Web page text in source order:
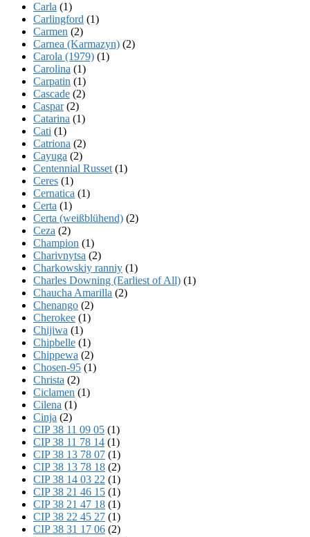
Carla (1)
Carlingford (1)
Carmen (2)
Carnea (Karmazyn) (2)
Carola (1979) (1)
Carolina (1)
Carpatin (1)
Cascade (2)
Caspar(2)
Catarina (1)
Cati (1)
Catriona (2)
Cayuga (2)
Centennial Russet (1)
Ceres (1)
Cernatica (1)
Certa (1)
Certa (weißblühend) (2)
Ceza (2)
Champion (1)
Charivnytsa (2)
Charkowskiy ranniy (1)
Charles Downing (Earliest of All) (1)
Chaucha Amarilla (2)
Chenango (2)
Cherokee (1)
Chijiwa (1)
Chipbelle (1)
Chippewa (2)
Chosen-95 (1)
Christa (2)
Ciclamen (1)
Cilena (1)
Cinja (2)
CIP 38 11 09 05 (1)
CIP 38 11 78 14 (1)
CIP 38 13 78 07 (1)
CIP 38 13 78 18 (2)
CIP 38 14 03 22 (1)
CIP 38 21 46 15 (1)
CIP 38 21 47 18 (1)
CIP 38 22 45 27 (1)
CIP 38 31 17 06 (2)